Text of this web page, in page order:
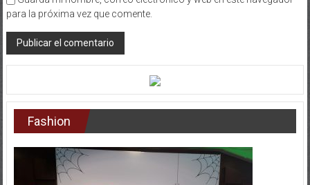
para la próxima vez que comente.
Fashion